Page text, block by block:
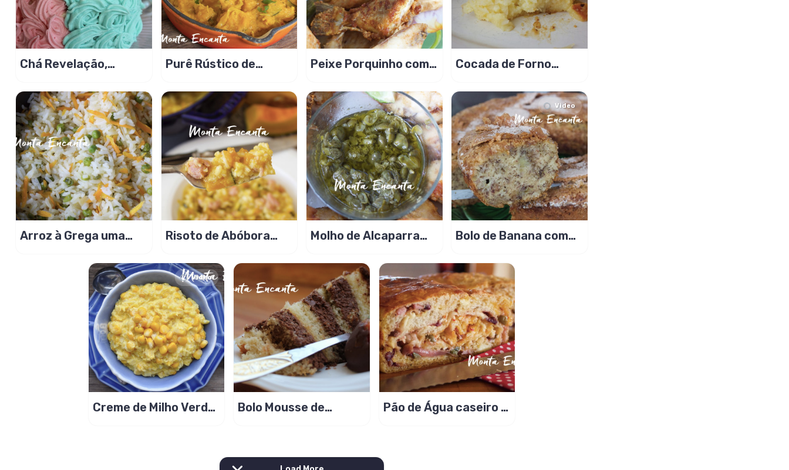
Chá Revelação,
divetido!
Purê Rústico de
Gengibre
Peixe Porquinho com
frito delicioso!
Cocada de Forno
condensado!
Arroz à Grega uma
Risoto de Abóbora
Coalho
Molho de Alcaparra
Video
Bolo de Banana com
de canela
Video
Creme de Milho Verde
Bolo Mousse de
Pão de Água caseiro e